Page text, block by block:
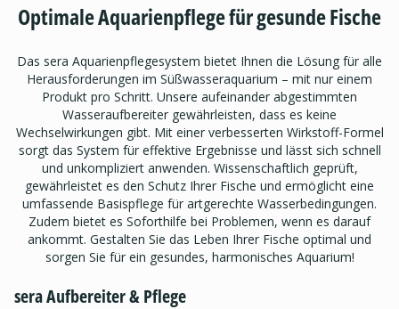
Optimale Aquarienpflege für gesunde Fische
Das sera Aquarienpflegesystem bietet Ihnen die Lösung für alle
Herausforderungen im Süßwasseraquarium – mit nur einem
Produkt pro Schritt. Unsere aufeinander abgestimmten
Wasseraufbereiter gewährleisten, dass es keine
Wechselwirkungen gibt. Mit einer verbesserten Wirkstoff-Formel
sorgt das System für effektive Ergebnisse und lässt sich schnell
und unkompliziert anwenden. Wissenschaftlich geprüft,
gewährleistet es den Schutz Ihrer Fische und ermöglicht eine
umfassende Basispflege für artgerechte Wasserbedingungen.
Zudem bietet es Soforthilfe bei Problemen, wenn es darauf
ankommt. Gestalten Sie das Leben Ihrer Fische optimal und
sorgen Sie für ein gesundes, harmonisches Aquarium!
sera Aufbereiter & Pflege